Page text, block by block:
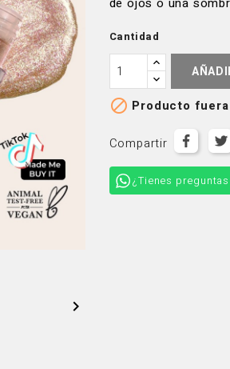

Cantidad
 Producto
Compartir
¿Tienes